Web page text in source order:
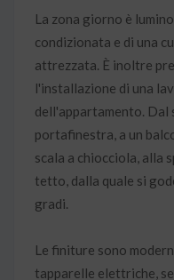
La zona giorno è
condizionata e di una
attrezzata. È inoltre
l'installazione di una
dell'appartamento. Dal
portafinestra, a un
scala a chiocciola, alla
tetto, dalla quale si
gradi.
Le finiture sono
tapparelle elettriche,